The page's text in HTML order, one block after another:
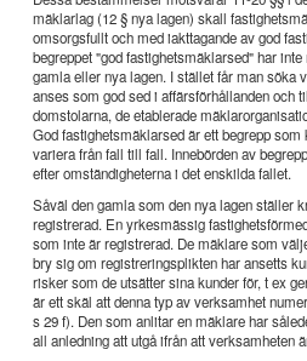
mäklarlag (12 § nya lagen) skall
omsorgsfullt och med iakttagande av god
begreppet "god fastighetsmäklarsed" har
gamla eller nya lagen. I stället får man söka
anses som god sed i affärsförhållanden och
domstolarna, de etablerade
God fastighetsmäklarsed är ett begrepp
variera från fall till fall. Innebörden av
efter omständigheterna i det enskilda fallet.
Såväl den gamla som den nya lagen ställer
registrerad. En yrkesmässig
som inte är registrerad. De mäklare som
bry sig om registreringsplikten har ansetts
risker som de utsätter sina kunder för, t ex
är ett skäl att denna typ av verksamhet
s 29 f). Den som anlitar en mäklare har
all anledning att utgå ifrån att verksamheten